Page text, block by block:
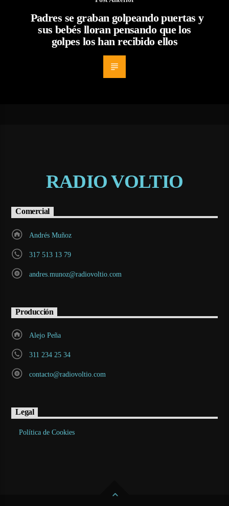
Padres se graban golpeando puertas y
sus bebés lloran pensando que los
golpes los han recibido ellos
RADIO VOLTIO
Comercial
Andrés Muñoz
317 513 13 79
andres.munoz@radiovoltio.com
Producción
Alejo Peña
311 234 25 34
contacto@radiovoltio.com
Legal
Política de Cookies